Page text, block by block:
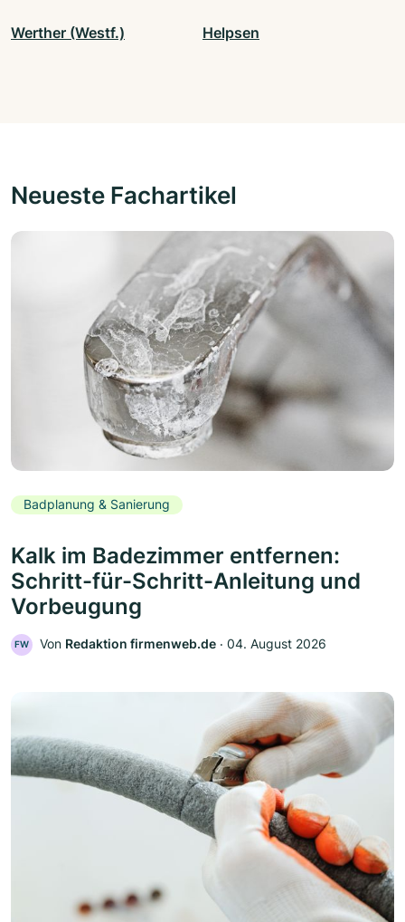
Werther (Westf.) Helpsen
Neueste Fachartikel
Badplanung & Sanierung
Kalk im Badezimmer entfernen:
Schritt-für-Schritt-Anleitung und
Vorbeugung
FW Von Redaktion firmenweb.de ‧ 04. August 2026